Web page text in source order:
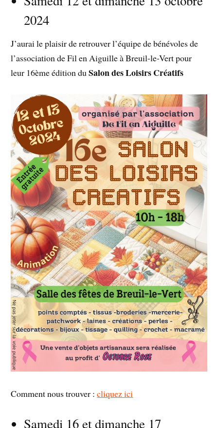
2024
J’aurai le plaisir de retrouver l’équipe de bénévoles de
l’association de Fil en Aiguille à Breuil-le-Vert pour
leur 16ème édition duSalon des Loisirs Créatifs
Comment nous trouver :cliquez ici
Samedi 16 et dimanche 17